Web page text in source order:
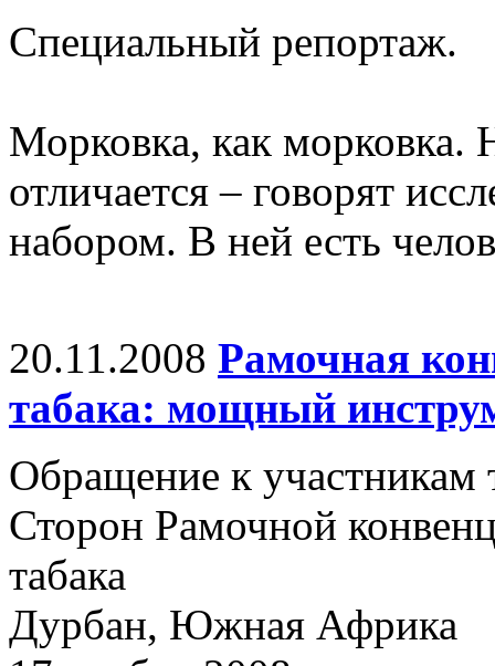
Специальный репортаж.
Морковка, как
отличается – говорят
набором. В ней есть
20.11.2008 Рамочная
табака: мощный
Обращение к участникам
Сторон Рамочной
табака
Дурбан, Южная Африка